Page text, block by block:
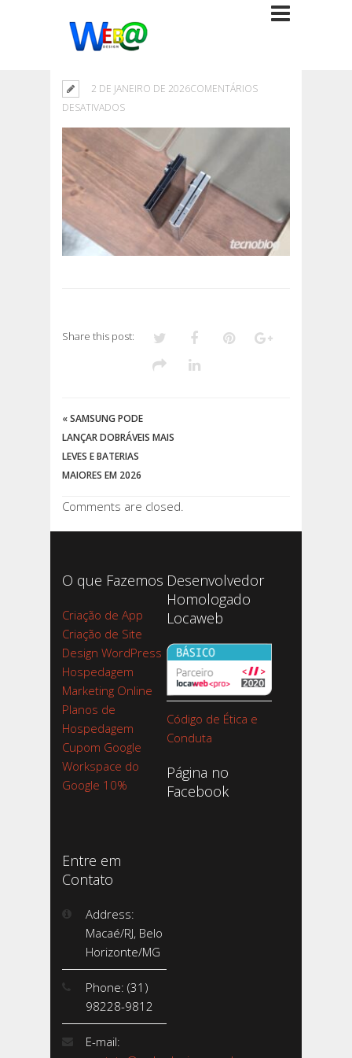
2 DE JANEIRO DE 2026COMENTÁRIOS
DESATIVADOSEM
Share this post:
«SAMSUNG PODE
LANÇAR DOBRÁVEIS MAIS
LEVES E BATERIAS
MAIORES EM 2026
Comments are closed.
O que Fazemos
Criação de App
Criação de Site
Design WordPress
Hospedagem
Marketing Online
Planos de
Hospedagem
Cupom Google
Workspace do
Google 10%
Desenvolvedor
Homologado
Locaweb
Código de Ética e
Conduta
Página no
Facebook
Entre em
Contato
Address:
Macaé/RJ, Belo
Horizonte/MG
Phone: (31)
98228-9812
E-mail: